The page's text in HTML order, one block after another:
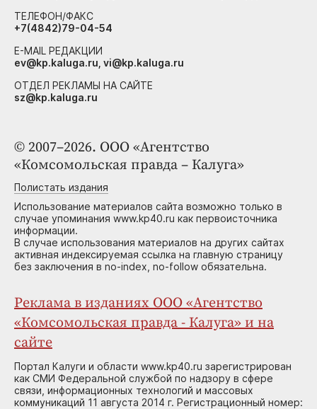
© 2007–2026. ООО «Агентство
«Комсомольская правда – Калуга»
Полистать издания
Использование материалов сайта возможно только в
случае упоминания www.kp40.ru как первоисточника
информации.
В случае использования материалов на других сайтах
активная индексируемая ссылка на главную страницу
без заключения в no-index, no-follow обязательна.
Реклама в изданиях ООО «Агентство
«Комсомольская правда - Калуга» и на
сайте
Портал Калуги и области www.kp40.ru зарегистрирован
как СМИ Федеральной службой по надзору в сфере
связи, информационных технологий и массовых
коммуникаций 11 августа 2014 г. Регистрационный номер:
ТЕЛЕФОН/ФАКС
+7(4842)79-04-54
E-MAIL РЕДАКЦИИ
ev@kp.kaluga.ru, vi@kp.kaluga.ru
ОТДЕЛ РЕКЛАМЫ НА САЙТЕ
sz@kp.kaluga.ru